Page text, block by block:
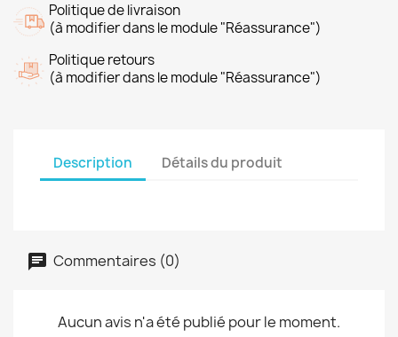
Politique de livraison
(à modifier dans le module "Réassurance")
Politique retours
(à modifier dans le module "Réassurance")
Description Détails du produit
Commentaires (0)
Aucun avis n'a été publié pour le moment.